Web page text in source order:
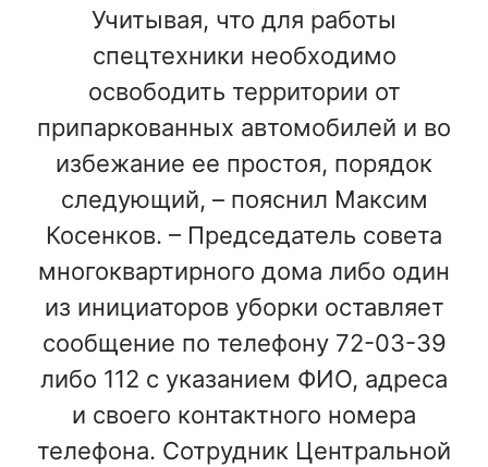
Учитывая, что для работы
спецтехники необходимо
освободить территории от
припаркованных автомобилей и во
избежание ее простоя, порядок
следующий, – пояснил Максим
Косенков. – Председатель совета
многоквартирного дома либо один
из инициаторов уборки оставляет
сообщение по телефону 72-03-39
либо 112 с указанием ФИО, адреса
и своего контактного номера
телефона. Сотрудник Центральной